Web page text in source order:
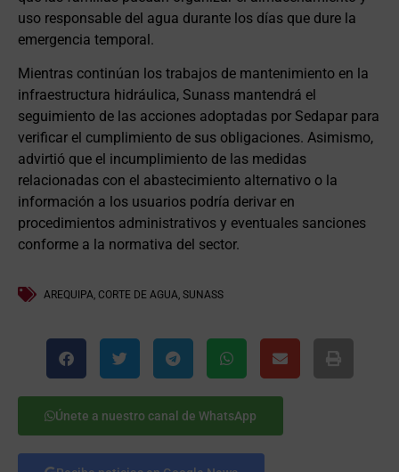
uso responsable del agua durante los días que dure la
emergencia temporal.
Mientras continúan los trabajos de mantenimiento en la
infraestructura hidráulica, Sunass mantendrá el
seguimiento de las acciones adoptadas por Sedapar para
verificar el cumplimiento de sus obligaciones. Asimismo,
advirtió que el incumplimiento de las medidas
relacionadas con el abastecimiento alternativo o la
información a los usuarios podría derivar en
procedimientos administrativos y eventuales sanciones
conforme a la normativa del sector.
AREQUIPA, CORTE DE AGUA, SUNASS
Únete a nuestro canal de WhatsApp